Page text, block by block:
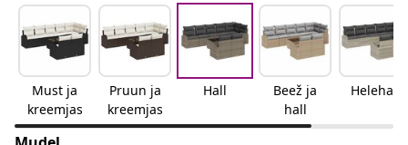
Must ja
kreemjas
Pruun ja
kreemjas
Hall
Beež ja
hall
Helehall